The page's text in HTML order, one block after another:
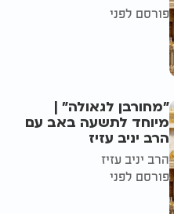
פורסם לפני
"מחורבן לגאולה" |
מיוחד לתשעה באב עם
הרב יניב עזיז
הרב יניב עזיז
פורסם לפני